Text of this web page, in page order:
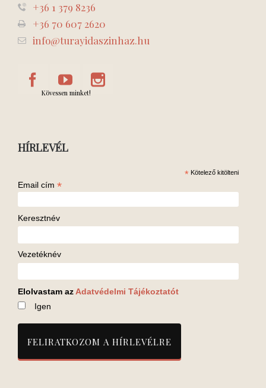
+36 1 379 8236
+36 70 607 2620
info@turayidaszinhaz.hu
Kövessen minket!
HÍRLEVÉL
* Kötelező kitölteni
Email cím *
Keresztnév
Vezetéknév
Elolvastam az Adatvédelmi Tájékoztatót
Igen